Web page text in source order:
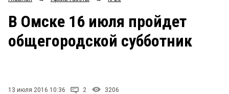
ОБЩЕСТВО
ЗАКОН
НОВОСТИ КОМПАНИЙ
Рейтинги
Блоги
В Омске 16 июля пройдет
общегородской субботник
13 июля 2016 10:36 2 3206